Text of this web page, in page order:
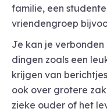
familie, een
vriendengroep
Je kan je
dingen zoals een
krijgen van
ook over grotere
zieke ouder of het